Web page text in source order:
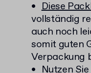
Diese
vollständig
auch noch
somit guten
Verpackung
Nutzen Sie